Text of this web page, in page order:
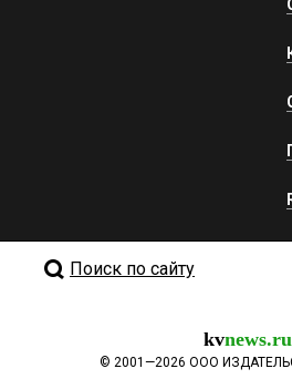
Поиск по сайту
kvnews.ru
© 2001—2026 ООО